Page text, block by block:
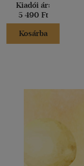
Kiadói ár:
5 490 Ft
Kosárba